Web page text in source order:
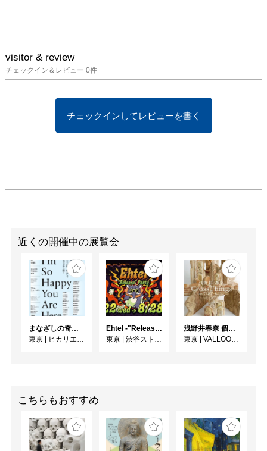
visitor & review
チェックイン＆レビュー 0件
チェックインしてレビューを書く
近くの開催中の展覧会
まなざしの奇跡 日本女性写真家の冒険
東京
ヒカリエホール
Ehtel -"Release" Party
東京
渋谷ストリームホール
浅野井春奈 個展「CrossThings」
東京
VALLOON STUDIO SHIBUYA
こちらもおすすめ